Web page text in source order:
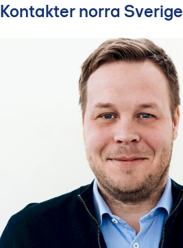
Kontakter norra Sverige